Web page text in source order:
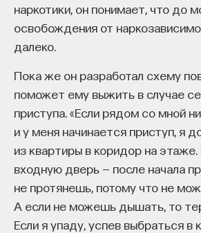
наркотики, он понимает, что до
освобождения от
далеко.
Пока же он разработал схему
поможет ему выжить в случае
приступа. «Если рядом со мной
и у меня начинается приступ, я
из квартиры в коридор на
входную дверь — после начала
не протянешь, потому что не
А если не можешь дышать, то
Если я упаду, успев выбраться в